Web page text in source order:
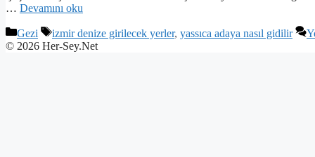
… Devamını oku
Kategoriler
Gezi Etiketler
izmir denize girilecek yerler, yassıca adaya nasıl gidilir
© 2026 Her-Sey.Net